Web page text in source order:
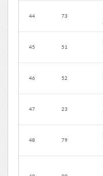
44 73
45 51
46 52
47 23
48 79